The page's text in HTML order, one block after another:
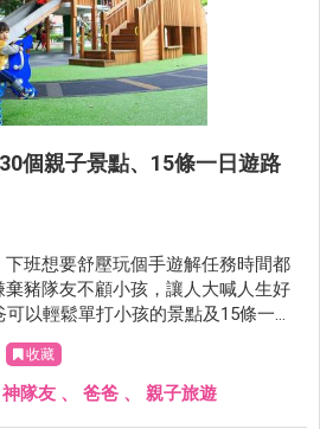
個親子景點、15條一日遊路
班想要舒壓玩個手遊解任務時間都
豬隊友不顧小孩，讓人大喊人生好
以輕鬆單打小孩的景點及15條一日
一天假，穿上戰袍逛街去，或和閨蜜
們硬起來，勇敢帶著孩子離家出走
收藏
神隊友 、 爸爸 、 親子旅遊